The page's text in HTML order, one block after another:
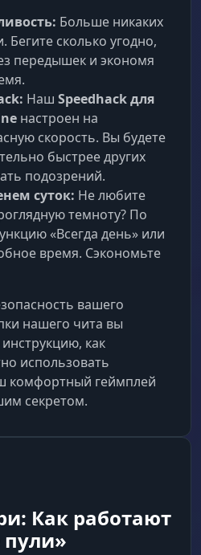
Больше никаких
Бегите сколько угодно,
передышек и экономя
Наш Speedhack для
настроен на
скорость. Вы будете
быстрее других
подозрений.
суток: Не любите
темноту? По
«Всегда день» или
время. Сэкономьте
вашего
нашего чита вы
как
использовать
комфортный геймплей
секретом.
Как работают